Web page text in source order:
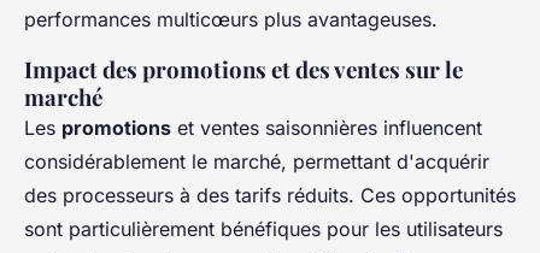
performances multicœurs plus avantageuses.
Impact des promotions et des ventes sur le
marché
Les promotions et ventes saisonnières influencent
considérablement le marché, permettant d'acquérir
des processeurs à des tarifs réduits. Ces opportunités
sont particulièrement bénéfiques pour les utilisateurs